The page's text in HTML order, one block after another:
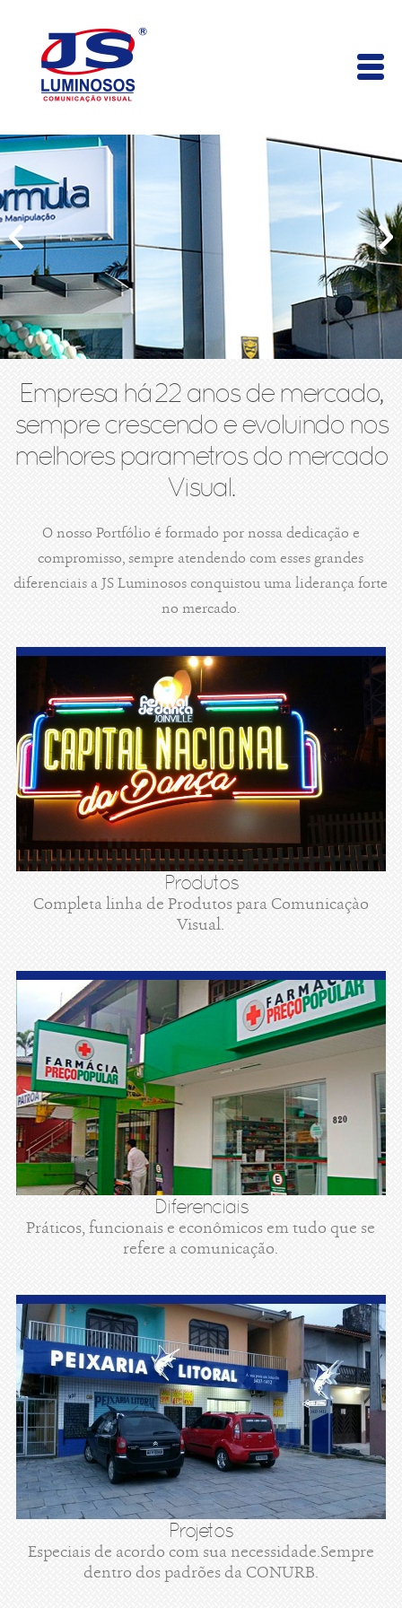
Empresa há 22 anos de mercado,
sempre crescendo e evoluindo nos
melhores parametros do mercado
Visual.
O nosso Portfólio é formado por nossa dedicação e
compromisso, sempre atendendo com esses grandes
diferenciais a JS Luminosos conquistou uma liderança forte
no mercado.
Produtos
Completa linha de Produtos para Comunicaçào
Visual.
Diferenciais
Práticos, funcionais e econômicos em tudo que se
refere a comunicação.
Projetos
Especiais de acordo com sua necessidade.Sempre
dentro dos padrões da CONURB.